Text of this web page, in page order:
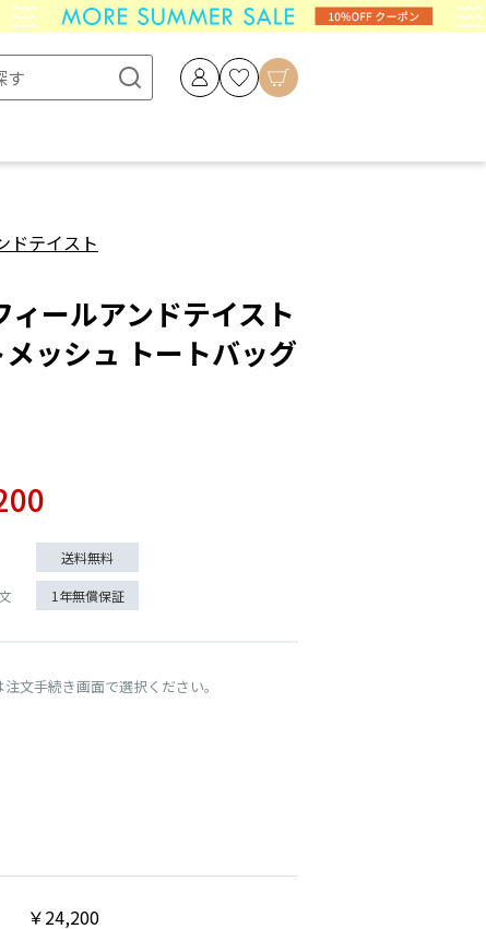
ドテイスト
ィールアンドテイスト
ッシュ トートバッグ
送料無料
1年無償保証
文手続き画面で選択ください。
￥24,200